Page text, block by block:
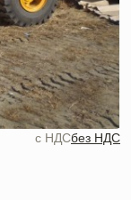
c НДСбез НДС